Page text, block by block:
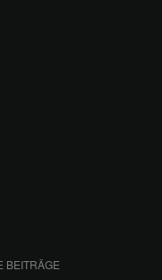
BEITRÄGE